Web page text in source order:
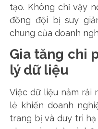
tạo. Không chỉ vậy
đồng đội bị suy
chung của doanh
Gia tăng chi
lý dữ liệu
Việc dữ liệu nằm rải
lẻ khiến doanh
trang bị và duy trì